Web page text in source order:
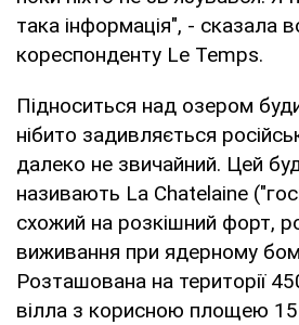
така інформація", - сказала
кореспонденту Le Temps.
Підноситься над озером
нібито задивляється
далеко не звичайний. Цей
називають La Chatelaine
схожий на розкішний форт,
виживання при ядерному
Розташована на території
вілла з корисною площею 15